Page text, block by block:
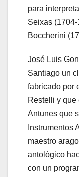
para
Seixas
Boccherini
José Luis
Santiago un
fabricado por
Restelli y que
Antunes que
Instrumentos
maestro
antológico
con un